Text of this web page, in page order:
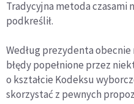
Tradycyjna metoda czasami
podkreślił.
Według prezydenta
błędy popełnione przez
o kształcie Kodeksu
skorzystać z pewnych